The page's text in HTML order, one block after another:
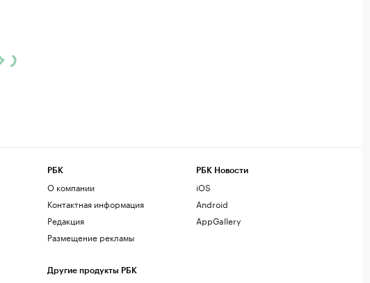
РБК
О компании
Контактная информация
Редакция
Размещение рекламы
Другие продукты РБК
РБК Новости
iOS
Android
AppGallery